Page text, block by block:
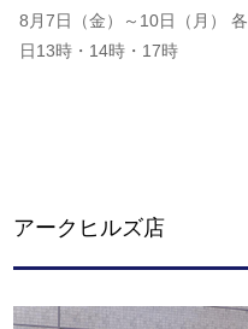
8月7日（金）～10日（月） 各
日13時・14時・17時
アークヒルズ店